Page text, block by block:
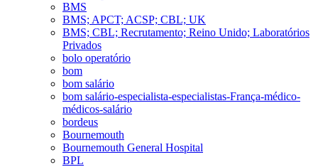
BMS
BMS; APCT; ACSP; CBL; UK
BMS; CBL; Recrutamento; Reino Unido; Laboratórios
Privados
bolo operatório
bom
bom salário
bom salário-especialista-especialistas-França-médico-
médicos-salário
bordeus
Bournemouth
Bournemouth General Hospital
BPL